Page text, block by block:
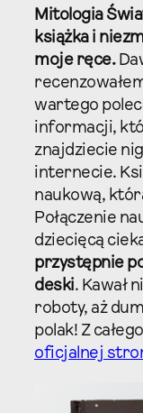
Mitologia
książka i
moje ręce.
wartego
informacji,
znajdziecie
internecie.
naukową,
Połączenie
dziecięcą
przystępnie
deski. Kawał
roboty, aż
polak! Z
oficjalnej